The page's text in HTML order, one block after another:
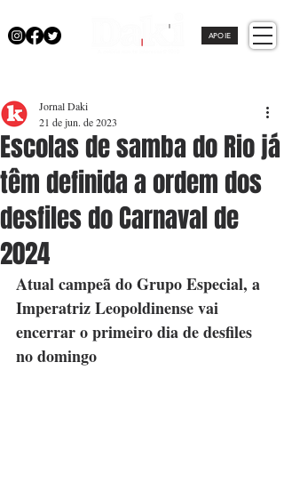
APOIE
Escolas de samba do Rio já
têm definida a ordem dos
desfiles do Carnaval de
2024
Jornal Daki
21 de jun. de 2023
Atual campeã do Grupo Especial, a
Imperatriz Leopoldinense vai
encerrar o primeiro dia de desfiles
no domingo